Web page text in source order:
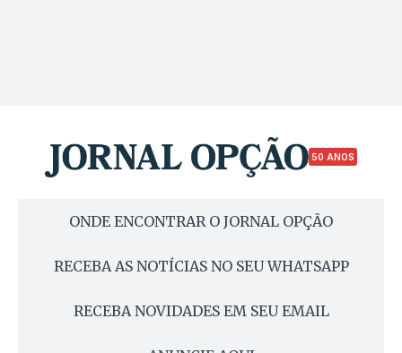
50 ANOS
ONDE ENCONTRAR O JORNAL OPÇÃO
RECEBA AS NOTÍCIAS NO SEU WHATSAPP
RECEBA NOVIDADES EM SEU EMAIL